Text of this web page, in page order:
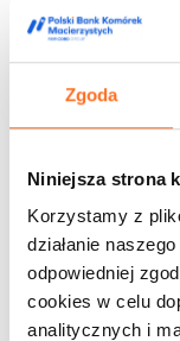
Zgoda
Niniejsza strona
Korzystamy z
działanie
odpowiedniej
cookies w celu
analitycznych i